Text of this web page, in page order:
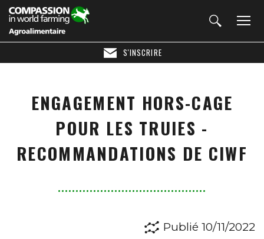
S'INSCRIRE
ENGAGEMENT HORS-CAGE
POUR LES TRUIES -
RECOMMANDATIONS DE CIWF
Publié 10/11/2022